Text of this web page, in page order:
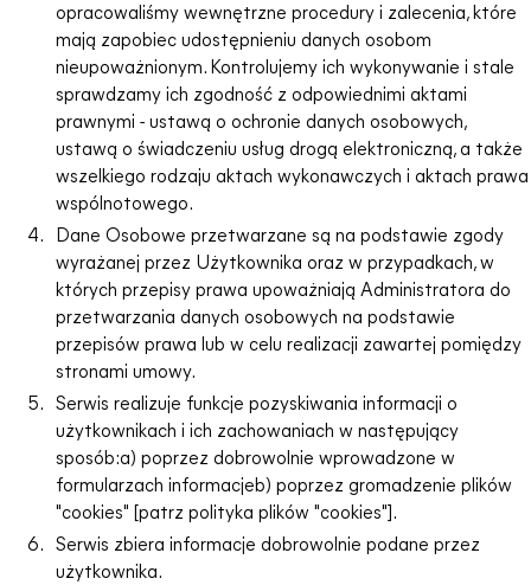
opracowaliśmy wewnętrzne procedury i zalecenia, które
mają zapobiec udostępnieniu danych osobom
nieupoważnionym. Kontrolujemy ich wykonywanie i stale
sprawdzamy ich zgodność z odpowiednimi aktami
prawnymi - ustawą o ochronie danych osobowych,
ustawą o świadczeniu usług drogą elektroniczną, a także
wszelkiego rodzaju aktach wykonawczych i aktach prawa
wspólnotowego.
Dane Osobowe przetwarzane są na podstawie zgody
wyrażanej przez Użytkownika oraz w przypadkach, w
których przepisy prawa upoważniają Administratora do
przetwarzania danych osobowych na podstawie
przepisów prawa lub w celu realizacji zawartej pomiędzy
stronami umowy.
Serwis realizuje funkcje pozyskiwania informacji o
użytkownikach i ich zachowaniach w następujący
sposób:a) poprzez dobrowolnie wprowadzone w
formularzach informacjeb) poprzez gromadzenie plików
"cookies" [patrz polityka plików "cookies"].
Serwis zbiera informacje dobrowolnie podane przez
użytkownika.